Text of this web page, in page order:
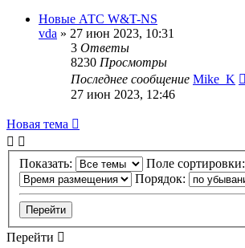
Новые АТС W&T-NS
vda » 27 июн 2023, 10:31
3 Ответы
8230 Просмотры
Последнее сообщение Mike_K
27 июн 2023, 12:46
Новая тема
Показать:
Поле сортировки:
Порядок:
Перейти